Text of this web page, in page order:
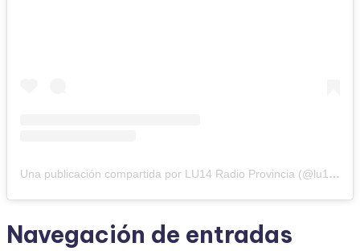
Una publicación compartida por LU14 Radio Provincia (@lu14radioprovinciasantacruz)
Navegación de entradas